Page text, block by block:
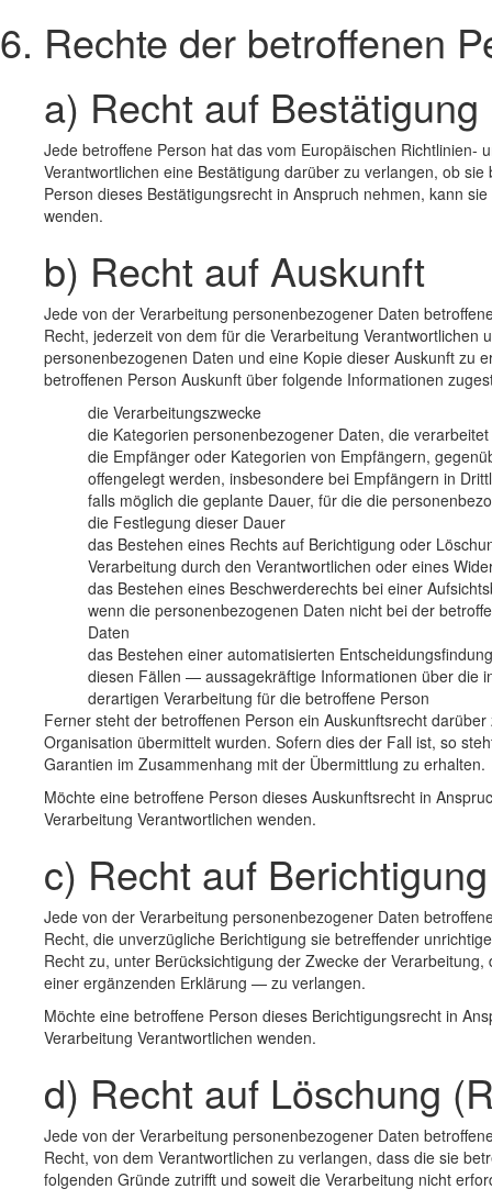
6. Rechte der betroffenen
a) Recht auf Bestätigung
Jede betroffene Person hat das vom Europäischen
Verantwortlichen eine Bestätigung darüber zu verlangen, ob
Person dieses Bestätigungsrecht in Anspruch nehmen, kann
wenden.
b) Recht auf Auskunft
Jede von der Verarbeitung personenbezogener Daten
Recht, jederzeit von dem für die Verarbeitung
personenbezogenen Daten und eine Kopie dieser Auskunft zu
betroffenen Person Auskunft über folgende Informationen
die Verarbeitungszwecke
die Kategorien personenbezogener Daten, die
die Empfänger oder Kategorien von Empfängern,
offengelegt werden, insbesondere bei Empfängern in
falls möglich die geplante Dauer, für die die
die Festlegung dieser Dauer
das Bestehen eines Rechts auf Berichtigung oder
Verarbeitung durch den Verantwortlichen oder eines
das Bestehen eines Beschwerderechts bei einer
wenn die personenbezogenen Daten nicht bei der
Daten
das Bestehen einer automatisierten
diesen Fällen — aussagekräftige Informationen über die
derartigen Verarbeitung für die betroffene Person
Ferner steht der betroffenen Person ein Auskunftsrecht
Organisation übermittelt wurden. Sofern dies der Fall ist, so
Garantien im Zusammenhang mit der Übermittlung zu erhalten.
Möchte eine betroffene Person dieses Auskunftsrecht in
Verarbeitung Verantwortlichen wenden.
c) Recht auf Berichtigung
Jede von der Verarbeitung personenbezogener Daten
Recht, die unverzügliche Berichtigung sie betreffender
Recht zu, unter Berücksichtigung der Zwecke der
einer ergänzenden Erklärung — zu verlangen.
Möchte eine betroffene Person dieses Berichtigungsrecht in
Verarbeitung Verantwortlichen wenden.
d) Recht auf Löschung
Jede von der Verarbeitung personenbezogener Daten
Recht, von dem Verantwortlichen zu verlangen, dass die sie
folgenden Gründe zutrifft und soweit die Verarbeitung nicht